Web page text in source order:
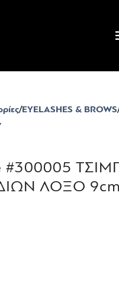
EYELASHES & BROWS
#300005
ΛΟΞΟ 9cm